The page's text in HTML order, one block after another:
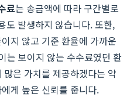
료는 송금액에 따라 구간별로
도 발생하지 않습니다. 또한,
지 않고 기준 환율에 가까운
는 보이지 않는 수수료였던 환
은 가치를 제공하겠다는 약
게 높은 신뢰를 줍니다.